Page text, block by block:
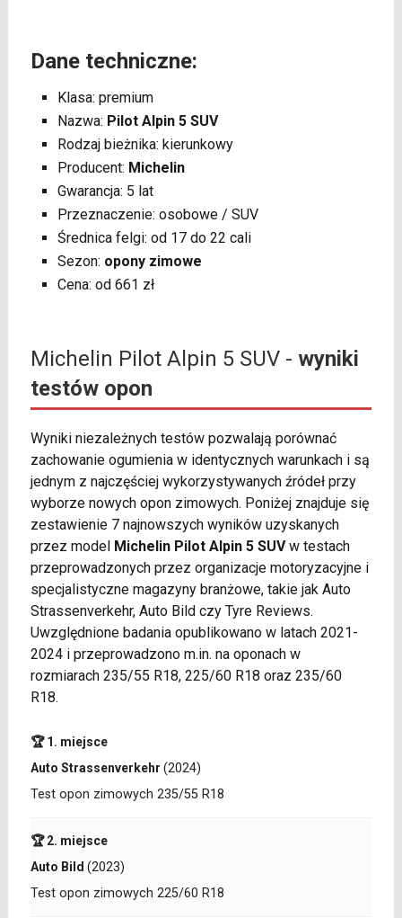
Dane techniczne:
Klasa: premium
Nazwa: Pilot Alpin 5 SUV
Rodzaj bieżnika: kierunkowy
Producent: Michelin
Gwarancja: 5 lat
Przeznaczenie: osobowe / SUV
Średnica felgi: od 17 do 22 cali
Sezon: opony zimowe
Cena: od 661 zł
Michelin Pilot Alpin 5 SUV - wyniki
testów opon
Wyniki niezależnych testów pozwalają porównać
zachowanie ogumienia w identycznych warunkach i są
jednym z najczęściej wykorzystywanych źródeł przy
wyborze nowych opon zimowych. Poniżej znajduje się
zestawienie 7 najnowszych wyników uzyskanych
przez model Michelin Pilot Alpin 5 SUVw testach
przeprowadzonych przez organizacje motoryzacyjne i
specjalistyczne magazyny branżowe, takie jak Auto
Strassenverkehr, Auto Bild czy Tyre Reviews.
Uwzględnione badania opublikowano w latach 2021-
2024 i przeprowadzono m.in. na oponach w
rozmiarach 235/55 R18, 225/60 R18 oraz 235/60
R18.
🏆 1. miejsce
Auto Strassenverkehr (2024)
Test opon zimowych 235/55 R18
🏆 2. miejsce
Auto Bild (2023)
Test opon zimowych 225/60 R18